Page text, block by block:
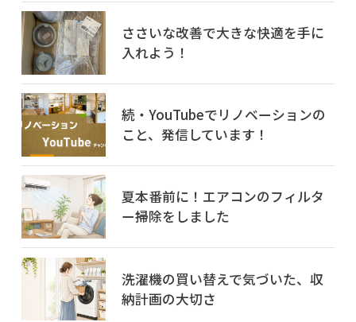
ささいな改善で大きな快適を手に
入れよう！
続・YouTubeでリノベーションの
こと、発信しています！
夏本番前に！エアコンのフィルタ
ー掃除をしました
洗濯機の買い替えで気づいた、収
納計画の大切さ